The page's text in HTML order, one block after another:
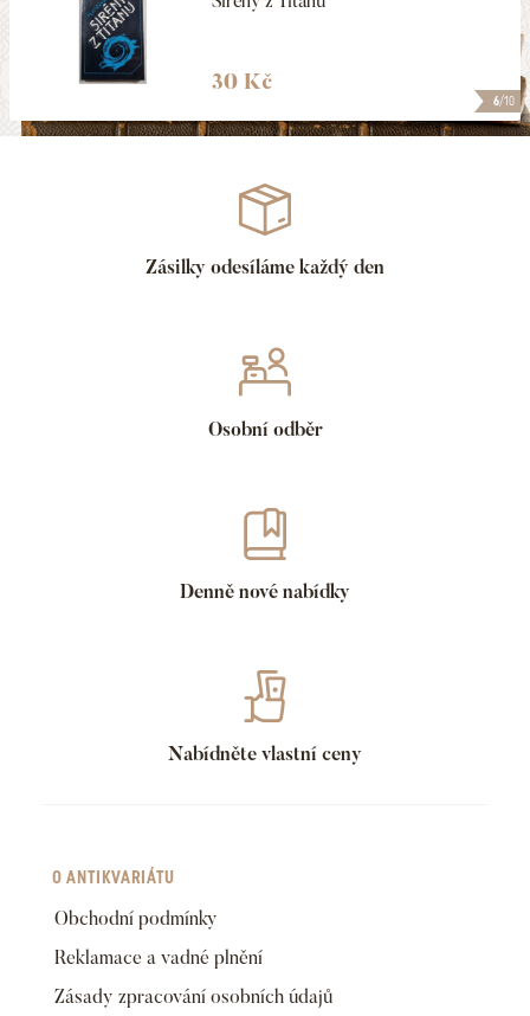
6/10
30 Kč
Zásilky odesíláme každý den
Osobní odběr
Denně nové nabídky
Nabídněte vlastní ceny
O ANTIKVARIÁTU
Obchodní podmínky
Reklamace a vadné plnění
Zásady zpracování osobních údajů